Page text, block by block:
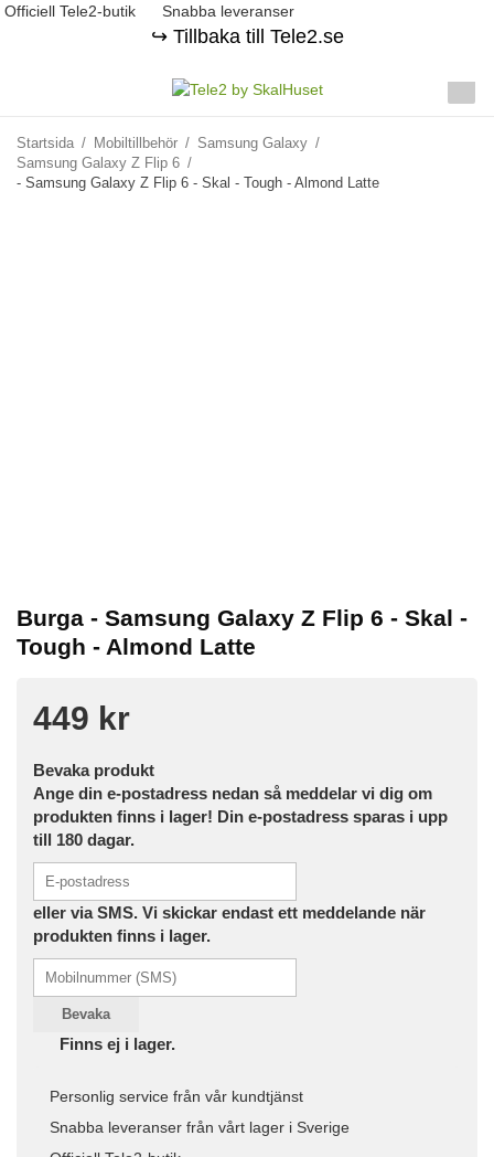
Officiell Tele2-butik Snabba leveranser
↪️ Tillbaka till Tele2.se
Startsida / Mobiltillbehör / Samsung Galaxy /
Samsung Galaxy Z Flip 6 /
- Samsung Galaxy Z Flip 6 - Skal - Tough - Almond Latte
Burga - Samsung Galaxy Z Flip 6 - Skal -
Tough - Almond Latte
449 kr
Bevaka produkt
Ange din e-postadress nedan så meddelar vi dig om
produkten finns i lager! Din e-postadress sparas i upp
till 180 dagar.
eller via SMS. Vi skickar endast ett meddelande när
produkten finns i lager.
Bevaka
Finns ej i lager.
Personlig service från vår kundtjänst
Snabba leveranser från vårt lager i Sverige